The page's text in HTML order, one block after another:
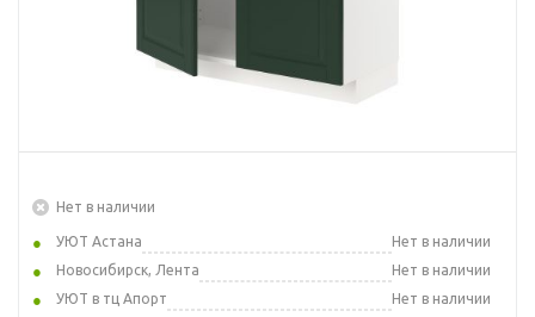
Нет в наличии
УЮТ Астана
Нет в наличии
Новосибирск, Лента
Нет в наличии
УЮТ в тц Апорт
Нет в наличии